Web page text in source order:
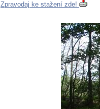
Zpravodaj ke stažení zde!